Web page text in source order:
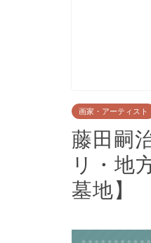
画家・アーティスト
藤田嗣
リ・地
墓地】